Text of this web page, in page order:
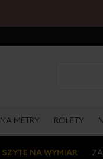
NA METRY ROLETY
SZYTE NA WYMIAR